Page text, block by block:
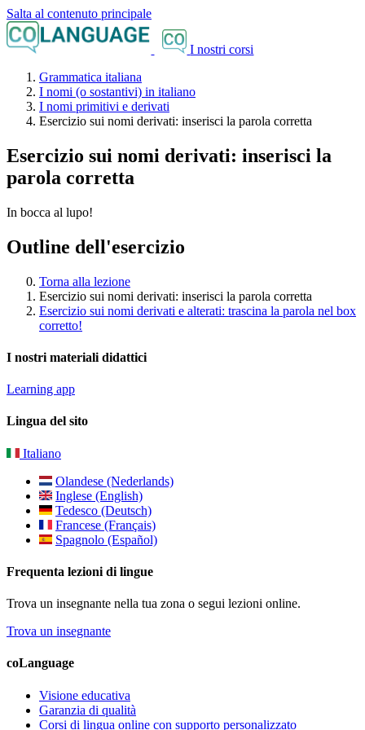
Salta al contenuto principale
I nostri corsi
Grammatica italiana
I nomi (o sostantivi) in italiano
I nomi primitivi e derivati
Esercizio sui nomi derivati: inserisci la parola corretta
Esercizio sui nomi derivati: inserisci la
parola corretta
In bocca al lupo!
Outline dell'esercizio
Torna alla lezione
Esercizio sui nomi derivati: inserisci la parola corretta
Esercizio sui nomi derivati e alterati: trascina la parola nel box
corretto!
I nostri materiali didattici
Learning app
Lingua del sito
Italiano
Olandese (Nederlands)
Inglese (English)
Tedesco (Deutsch)
Francese (Français)
Spagnolo (Español)
Frequenta lezioni di lingue
Trova un insegnante nella tua zona o segui lezioni online.
Trova un insegnante
coLanguage
Visione educativa
Garanzia di qualità
Corsi di lingua online con supporto personalizzato